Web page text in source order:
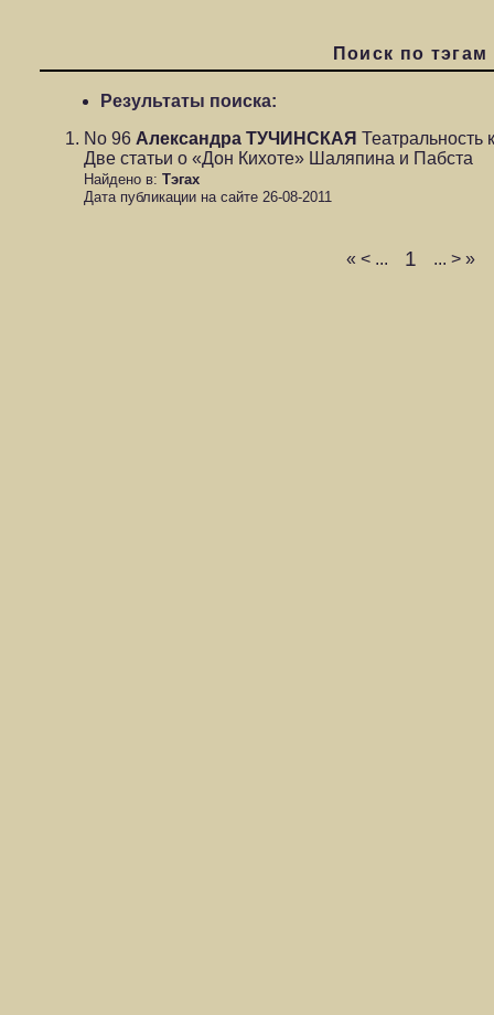
Поиск по тэгам
Результаты поиска:
No 96 Александра ТУЧИНСКАЯ Театральность
Две статьи о «Дон Кихоте» Шаляпина и Пабста
Найдено в: Тэгах
Дата публикации на сайте 26-08-2011
« < ... 1 ... > »